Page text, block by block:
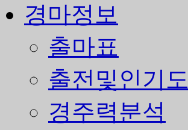
경마정보
출마표
출전및인기도
경주력분석